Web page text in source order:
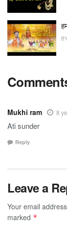
Mukhi ram 8
Ati sunder
Reply
Leave a
Your email
marked *